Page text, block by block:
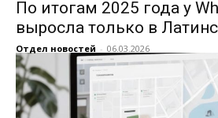
По итогам 2025 года у
выросла только в
Отдел новостей - 06.03.2026